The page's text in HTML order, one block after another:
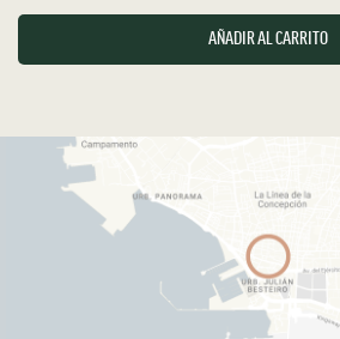
CERDO
AL
AOVE
AÑADIR AL CARRITO